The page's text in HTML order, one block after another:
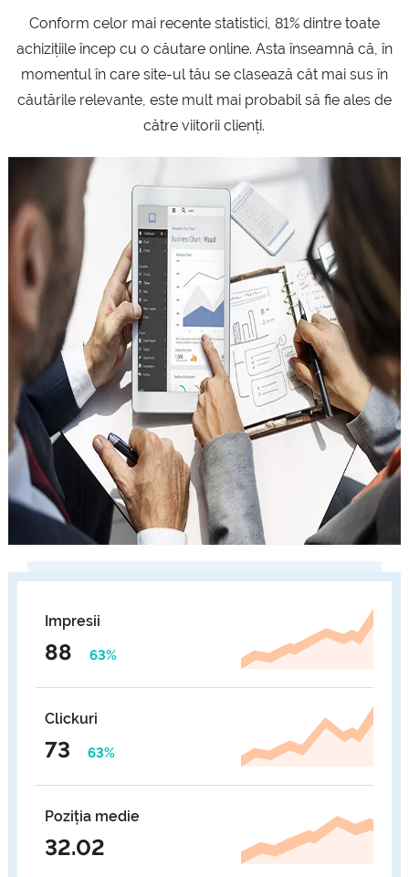
Domenii .com
Domenii .net
Metode de Plată
Statistici Rețea
Conform celor mai recente statistici, 81% dintre toate
achizițiile încep cu o căutare online. Asta înseamnă că, în
momentul în care site-ul tău se clasează cât mai sus în
căutările relevante, este mult mai probabil să fie ales de
către viitorii clienți.
Impresii
88 63%
Clickuri
73 63%
Poziția medie
32.02